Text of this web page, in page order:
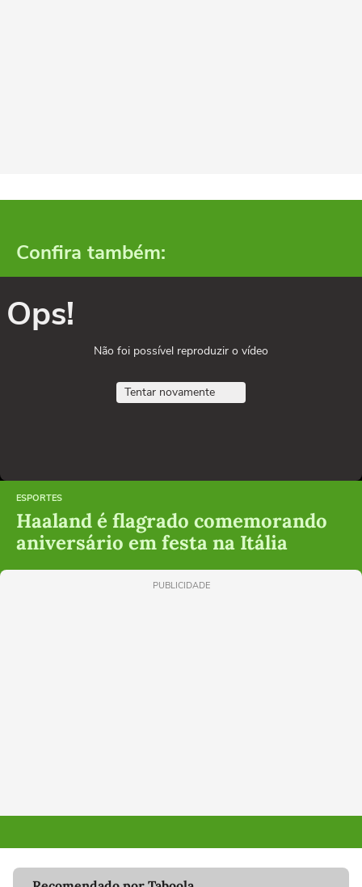
Confira também:
Ops!
Não foi possível reproduzir o vídeo
Tentar novamente
ESPORTES
Haaland é flagrado comemorando
aniversário em festa na Itália
PUBLICIDADE